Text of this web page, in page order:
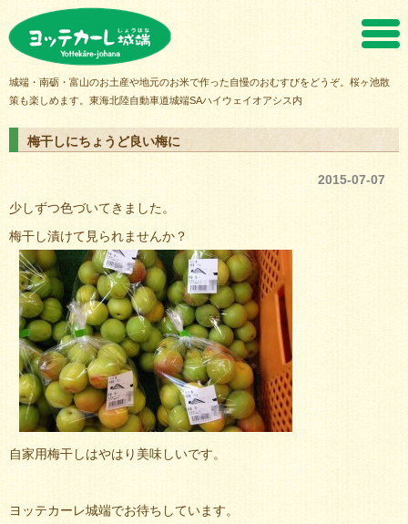
城端・南砺・富山のお土産や地元のお米で作った自慢のおむすびをどうぞ。桜ヶ池散
策も楽しめます。東海北陸自動車道城端SAハイウェイオアシス内
梅干しにちょうど良い梅に
2015-07-07
少しずつ色づいてきました。
梅干し漬けて見られませんか？
自家用梅干しはやはり美味しいです。
ヨッテカーレ城端でお待ちしています。